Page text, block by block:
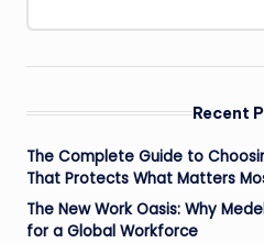
Recent
The Complete Guide to
That Protects What Matters
The New Work Oasis: Why
for a Global Workforce